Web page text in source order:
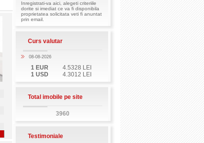
Inregistrati-va aici, alegeti criteriile
dorite si imediat ce va fi disponibila
proprietatea solicitata veti fi anuntat
prin email.
Curs valutar
08-08-2026
1 EUR
4.5328 LEI
1 USD
4.3012 LEI
Total imobile pe site
3960
Testimoniale